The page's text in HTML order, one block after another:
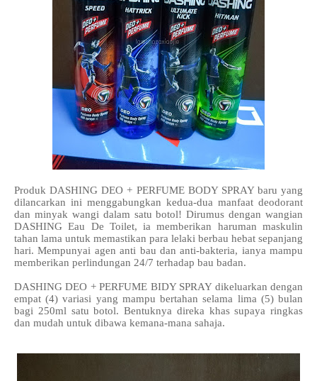
Produk DASHING DEO + PERFUME BODY SPRAY baru yang
dilancarkan ini menggabungkan kedua-dua manfaat deodorant
dan minyak wangi dalam satu botol! Dirumus dengan wangian
DASHING Eau De Toilet, ia memberikan haruman maskulin
tahan lama untuk memastikan para lelaki berbau hebat sepanjang
hari. Mempunyai agen anti bau dan anti-bakteria, ianya mampu
memberikan perlindungan 24/7 terhadap bau badan.
DASHING DEO + PERFUME BIDY SPRAY dikeluarkan dengan
empat (4) variasi yang mampu bertahan selama lima (5) bulan
bagi 250ml satu botol. Bentuknya direka khas supaya ringkas
dan mudah untuk dibawa kemana-mana sahaja.